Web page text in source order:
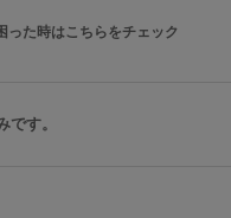
った時はこちらをチェック
す。